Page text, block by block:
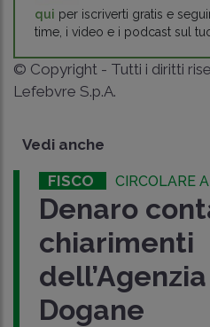
qui per iscriverti gratis e
time, i video e i podcast sul
© Copyright - Tutti i diritti
Lefebvre S.p.A.
Vedi anche
FISCO CIRCOLARE
Denaro
chiarimenti
Dogane